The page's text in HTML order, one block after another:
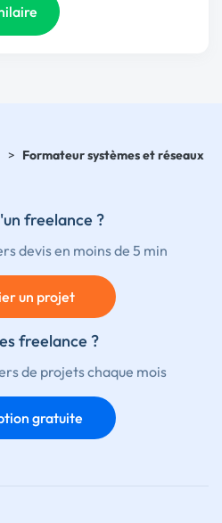
> Formateur systèmes et réseaux
freelance ?
devis en moins de 5 min
un projet
freelance ?
de projets chaque mois
gratuite